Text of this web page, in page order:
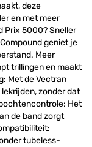
deze
en met meer
Prix 5000? Sneller
geniet je
Meer
trillingen en maakt
Met de Vectran
zonder dat
Het
de band zorgt
tubeless-